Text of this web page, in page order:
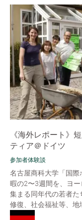
《海外レポート》
ティア＠ドイツ
参加者体験談
名古屋商科大学「国
暇の2〜3週間を、ヨ
集まる同年代の若者
修復、社会福祉等、地